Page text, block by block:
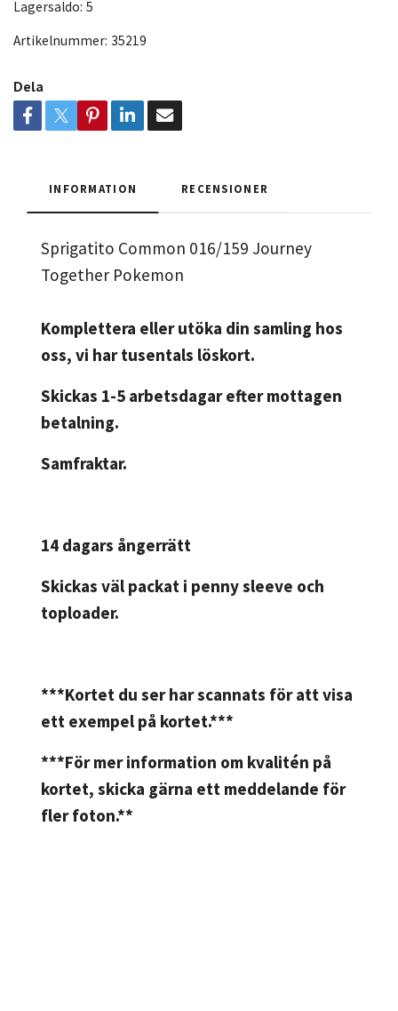
Lagersaldo: 5
Artikelnummer: 35219
Dela
INFORMATION RECENSIONER
Sprigatito Common 016/159 Journey
Together Pokemon
Komplettera eller utöka din samling hos
oss, vi har tusentals löskort.
Skickas 1-5 arbetsdagar efter mottagen
betalning.
Samfraktar.
14 dagars ångerrätt
Skickas väl packat i penny sleeve och
toploader.
***Kortet du ser har scannats för att visa
ett exempel på kortet.***
***För mer information om kvalitén på
kortet, skicka gärna ett meddelande för
fler foton.**